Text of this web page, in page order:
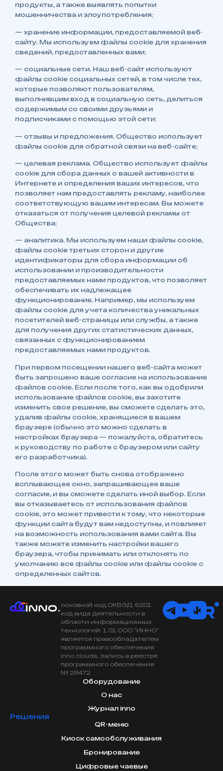
продукты, а также выявлять попытки
мошенничества и злоупотребления;
— хранение информации, предоставляемой веб-
сайту. Мы используем файлы cookie для хранения
сведений, предоставленных вами;
— социальные сети. Наш веб-сайт используют
файлы cookie социальных сетей, в том числе тех,
которые позволяют пользователям,
выполнившим вход в социальную сеть, делиться
содержимым со своими друзьями и
подписчиками с помощью этой сети;
— отзывы и предложения. Общество использует
файлы cookie для обратной связи на веб-сайте;
— целевая реклама. Общество использует файлы
cookie для сбора данных о вашей активности в
Интернете и определения ваших интересов, что
позволяет нам предоставлять рекламу, наиболее
соответствующую вашим интересам. Вы можете
отказаться от получения целевой рекламы от
Общества;
— аналитика. Мы используем наши файлы cookie,
файлы cookie третьих сторон и другие
идентификаторы для сбора информации об
использовании и производительности
предоставляемых нами продуктов, что позволяет
обеспечивать их надлежащее
функционирование. Например, мы используем
файлы cookie для учета количества уникальных
посетителей веб-страницы или службы, а также
для получения других статистических данных,
связанных с функционированием
предоставляемых нами продуктов.
При первом посещении нашего веб-сайта может
быть запрошено ваше согласие на использование
файлов сookie. Если после того, как вы одобрили
использование файлов сookie, вы захотите
изменить свое решение, вы сможете сделать это,
удалив файлы сookie, хранящиеся в вашем
браузере (обычно это можно сделать в
настройках браузера — пожалуйста, обратитесь
к руководству по работе с браузером или сайту
его разработчика).
После этого может быть снова отображено
всплывающее окно, запрашивающее ваше
согласие, и вы сможете сделать иной выбор. Если
вы отказываетесь от использования файлов
сookie, это может привести к тому, что некоторые
функции сайта будут вам недоступны, и повлияет
на возможность использования вами сайта. Вы
также можете изменить настройки вашего
браузера, чтобы принимать или отклонять по
умолчанию все файлы сookie или файлы сookie с
определенных сайтов.
основной код ОКВЭД: 6201
код вида деятельности в
области информационных
технологий: 1.01 ООО "ИННО"
является правообладателем
программного обеспечения
inno clouds, запись в реестре
программного обеспечения
№ 29472
Оборудование
О нас
Журнал inno
Решения
QR-меню
Киоск самообслуживания
Бронирование
Цифровые чаевые